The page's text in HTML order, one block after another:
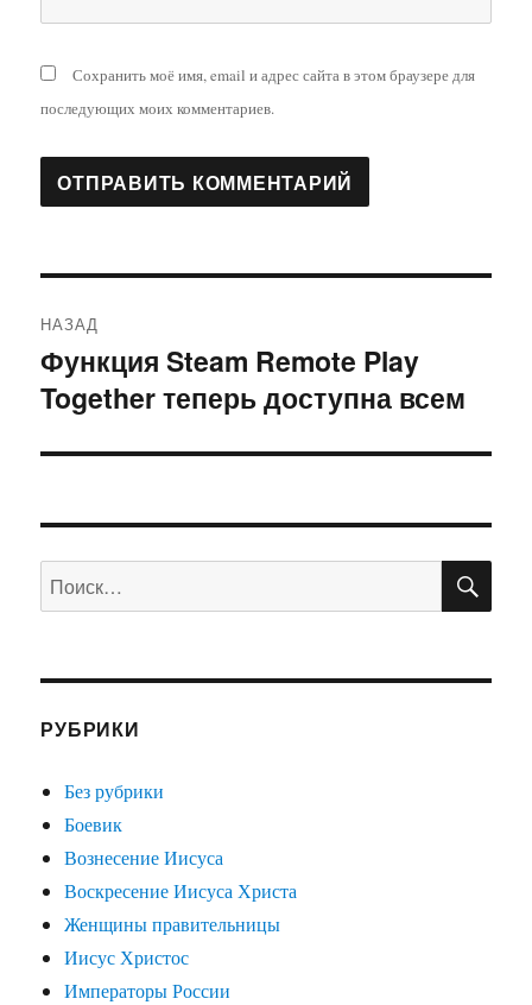
Сохранить моё имя, email и адрес сайта в этом браузере для
последующих моих комментариев.
по
записям
НАЗАД
Предыдущая
запись:
Функция Steam Remote Play
Together теперь доступна всем
Искать:
РУБРИКИ
Без рубрики
Боевик
Вознесение Иисуса
Воскресение Иисуса Христа
Женщины правительницы
Иисус Христос
Императоры России